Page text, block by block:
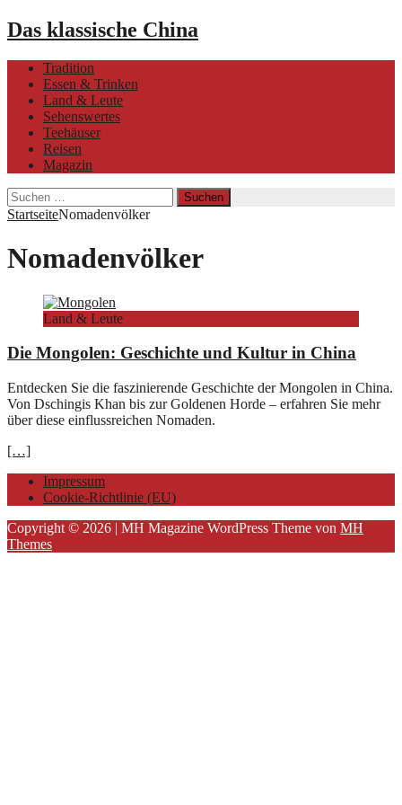
Das klassische China
Tradition
Essen & Trinken
Land & Leute
Sehenswertes
Teehäuser
Reisen
Magazin
Suchen
nach:
StartseiteNomadenvölker
Nomadenvölker
Land & Leute
Die Mongolen: Geschichte und Kultur in China
Entdecken Sie die faszinierende Geschichte der Mongolen in China.
Von Dschingis Khan bis zur Goldenen Horde – erfahren Sie mehr
über diese einflussreichen Nomaden.
[…]
Impressum
Cookie-Richtlinie (EU)
Copyright © 2026 | MH Magazine WordPress Theme von MH
Themes